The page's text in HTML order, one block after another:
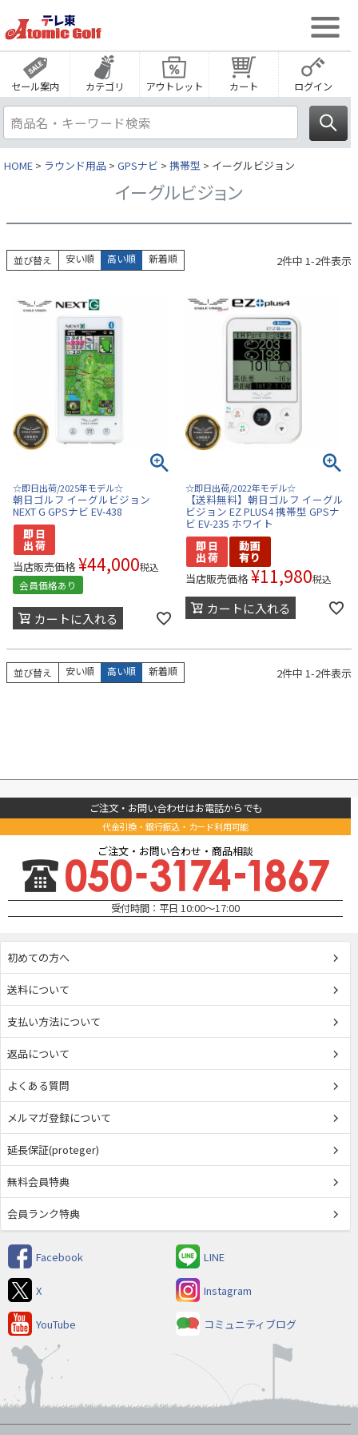
セール案内 カテゴリ アウトレット カート ログイン
HOME ラウンド用品 GPSナビ 携帯型 イーグルビジョン
イーグルビジョン
並び替え 安い順 高い順 新着順 2件中 1-2件表示
☆即日出荷/2025年モデル☆
朝日ゴルフ イーグルビジョン
NEXT G GPSナビ EV-438
当店販売価格 ¥44,000税込
会員価格あり
カートに入れる
☆即日出荷/2022年モデル☆
【送料無料】朝日ゴルフ イーグル
ビジョン EZ PLUS4 携帯型 GPSナ
ビ EV-235 ホワイト
当店販売価格 ¥11,980税込
カートに入れる
並び替え 安い順 高い順 新着順 2件中 1-2件表示
ご注文・お問い合わせはお電話からでも
代金引換・銀行振込・カード利用可能
ご注文・お問い合わせ・商品相談
受付時間：平日 10:00～17:00
初めての方へ
送料について
支払い方法について
返品について
よくある質問
メルマガ登録について
延長保証(proteger)
無料会員特典
会員ランク特典
Facebook LINE
X Instagram
YouTube コミュニティブログ